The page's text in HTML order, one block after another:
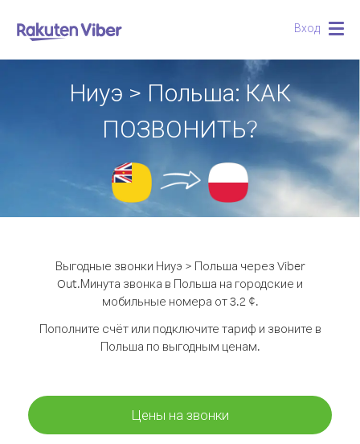
Вход
Ниуэ > Польша: КАК
ПОЗВОНИТЬ?
Выгодные звонки Ниуэ > Польша через Viber
Out.Минута звонка в Польша на городские и
мобильные номера от 3.2 ¢.
Пополните счёт или подключите тариф и звоните в
Польша по выгодным ценам.
Цены на звонки